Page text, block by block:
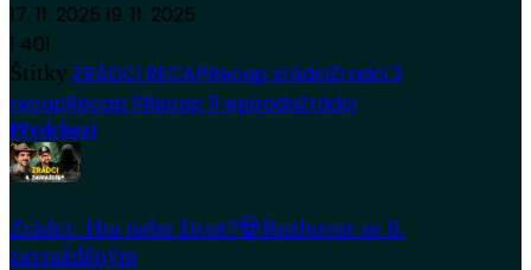
17. 11. 2025 19. 11. 2025
1 401
Štítky ZRÁDCI RECAPRecap zrádciZradci 2
recapRecap 11Recap 11 epizodaZrádci
Předchozí
Zrádci: Hra nebo život?💀Rozhovor se 8.
zavražděným